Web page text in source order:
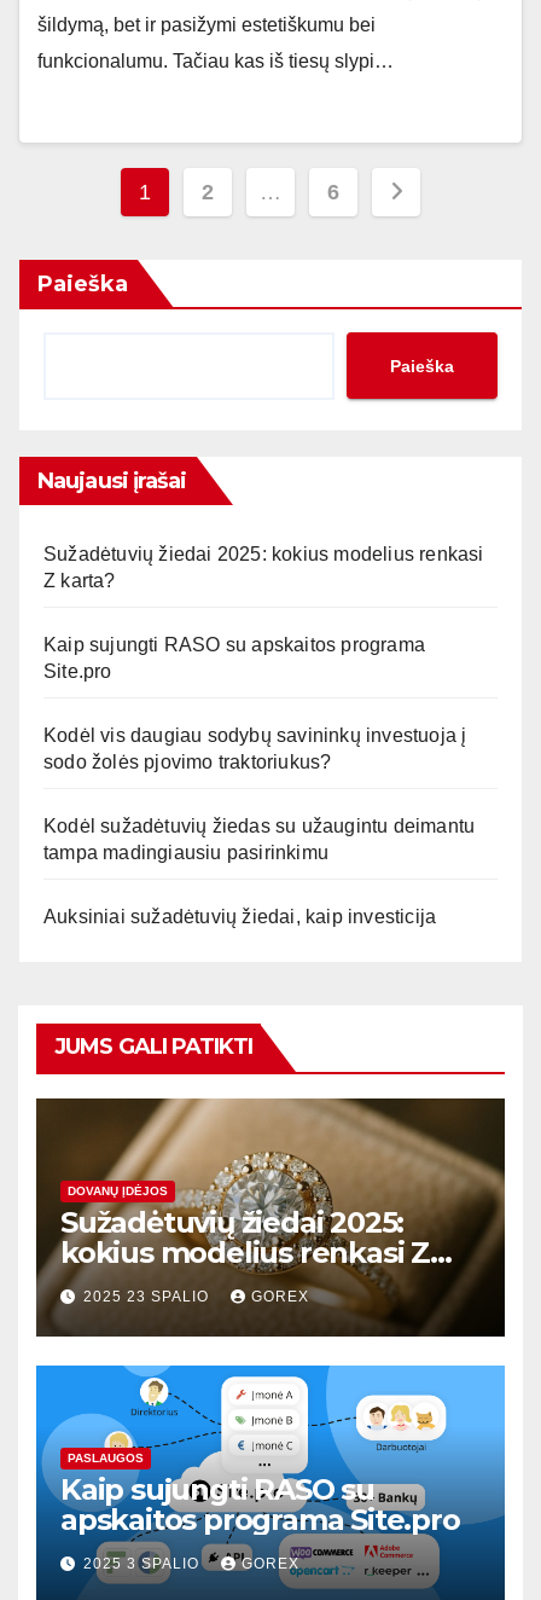
šildymą, bet ir pasižymi estetiškumu bei
funkcionalumu. Tačiau kas iš tiesų slypi…
Įrašų
1 2 … 6
Paieška
Paieška
Naujausi įrašai
Sužadėtuvių žiedai 2025: kokius modelius renkasi
Z karta?
Kaip sujungti RASO su apskaitos programa
Site.pro
Kodėl vis daugiau sodybų savininkų investuoja į
sodo žolės pjovimo traktoriukus?
Kodėl sužadėtuvių žiedas su užaugintu deimantu
tampa madingiausiu pasirinkimu
Auksiniai sužadėtuvių žiedai, kaip investicija
JUMS GALI PATIKTI
DOVANŲ ĮDĖJOS
Sužadėtuvių žiedai 2025:
kokius modelius renkasi Z
karta?
2025 23 SPALIO GOREX
PASLAUGOS
Kaip sujungti RASO su
apskaitos programa Site.pro
2025 3 SPALIO GOREX